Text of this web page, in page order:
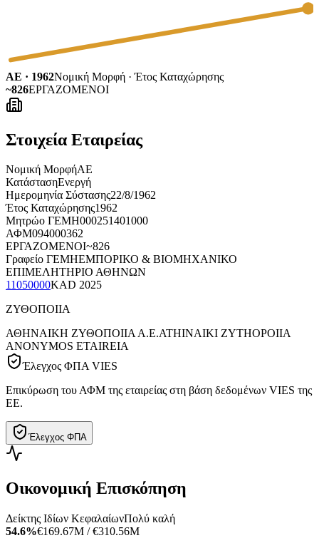
ΑΕ · 1962Νομική Μορφή · Έτος Καταχώρησης
~826ΕΡΓΑΖΟΜΕΝΟΙ
Στοιχεία Εταιρείας
Νομική ΜορφήΑΕ
ΚατάστασηΕνεργή
Ημερομηνία Σύστασης22/8/1962
Έτος Καταχώρησης1962
Μητρώο ΓΕΜΗ000251401000
ΑΦΜ094000362
ΕΡΓΑΖΟΜΕΝΟΙ~826
Γραφείο ΓΕΜΗΕΜΠΟΡΙΚΟ & ΒΙΟΜΗΧΑΝΙΚΟ
ΕΠΙΜΕΛΗΤΗΡΙΟ ΑΘΗΝΩΝ
11050000KAD 2025
ΖΥΘΟΠΟΙΙΑ
ΑΘΗΝΑΙΚΗ ΖΥΘΟΠΟΙΙΑ Α.Ε.ATHINAIKI ZYTHOPOIIA
ANONYMOS ETAIREIA
Έλεγχος ΦΠΑ VIES
Επικύρωση του ΑΦΜ της εταιρείας στη βάση δεδομένων VIES της
ΕΕ.
Έλεγχος ΦΠΑ
Οικονομική Επισκόπηση
Δείκτης Ιδίων ΚεφαλαίωνΠολύ καλή
54.6%€169.67M / €310.56M